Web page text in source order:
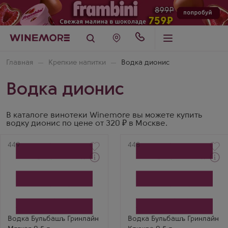
Главная Крепкие напитки Водка дионис
Водка дионис
В каталоге винотеки Winemore вы можете купить
водку дионис по цене от 320 ₽ в Москве.
Артикул
449
Водка Бульбашъ Гринлайн
Производитель
Артикул
448
Водка Бульбашъ Гринлайн
Cranberry
Бульбашъ